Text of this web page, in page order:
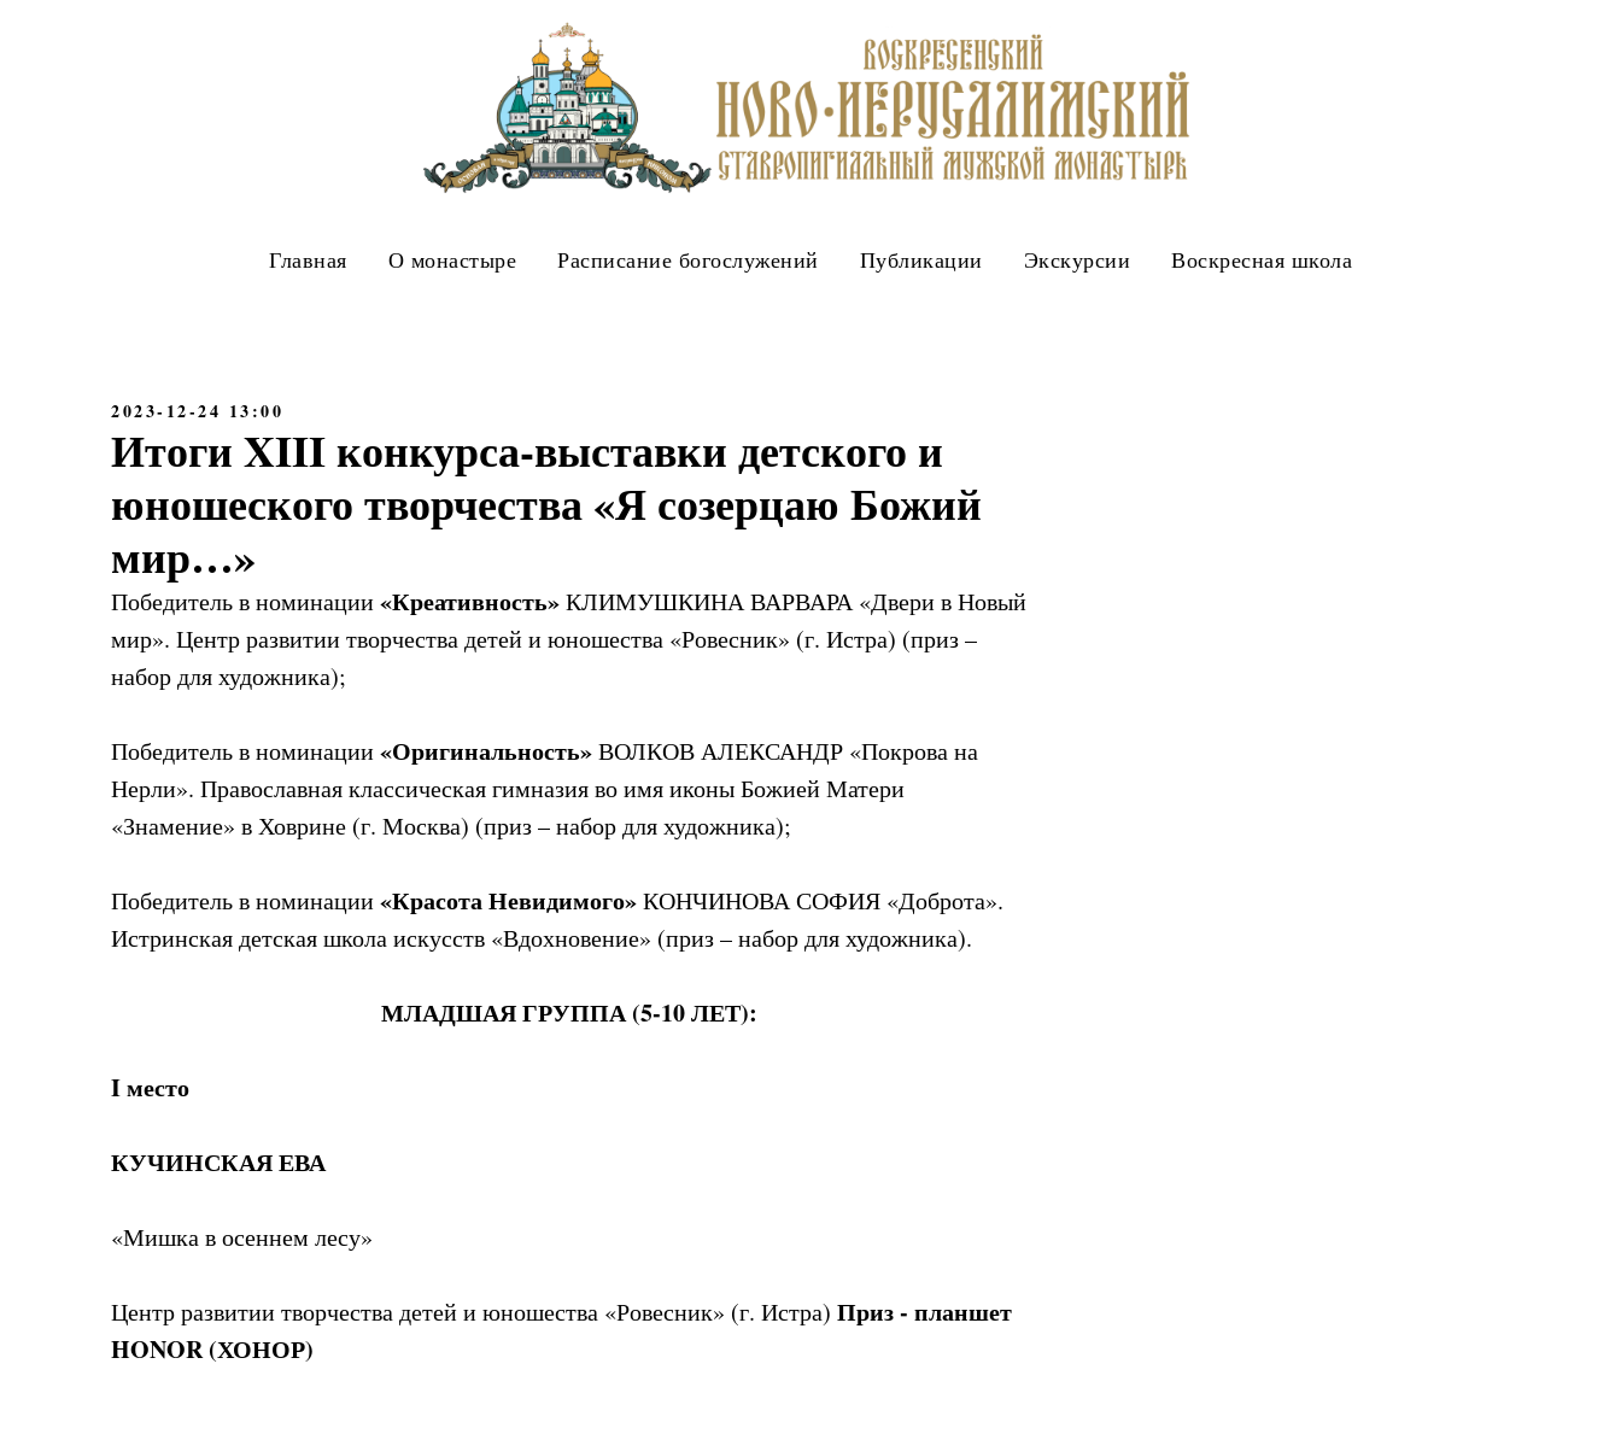
Главная О монастыре Расписание богослужений Публикации Экскурсии Воскресная школа
2023-12-24 13:00
Итоги XIII конкурса-выставки детского и
юношеского творчества «Я созерцаю Божий
мир…»
Победитель в номинации«Креативность»КЛИМУШКИНА ВАРВАРА «Двери в Новый
мир». Центр развитии творчества детей и юношества «Ровесник» (г. Истра) (приз –
набор для художника);
Победитель в номинации«Оригинальность»ВОЛКОВ АЛЕКСАНДР «Покрова на
Нерли». Православная классическая гимназия во имя иконы Божией Матери
«Знамение» в Ховрине (г. Москва) (приз – набор для художника);
Победитель в номинации«Красота Невидимого»КОНЧИНОВА СОФИЯ «Доброта».
Истринская детская школа искусств «Вдохновение» (приз – набор для художника).
МЛАДШАЯ ГРУППА (5-10 ЛЕТ):
I место
КУЧИНСКАЯ ЕВА
«Мишка в осеннем лесу»
Центр развитии творчества детей и юношества «Ровесник» (г. Истра) Приз - планшет
HONOR (ХОНОР)